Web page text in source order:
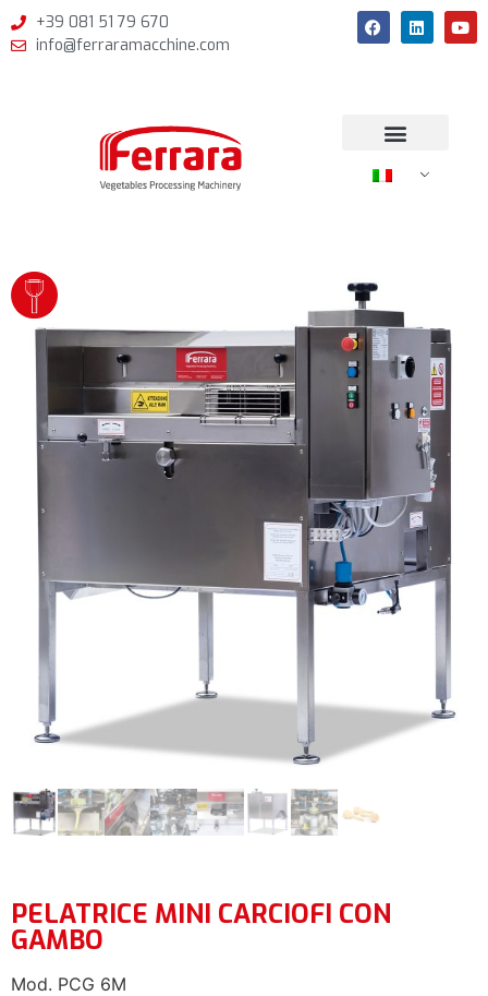
+39 081 51 79 670
info@ferraramacchine.com
PELATRICE MINI CARCIOFI CON
GAMBO
Mod. PCG 6M